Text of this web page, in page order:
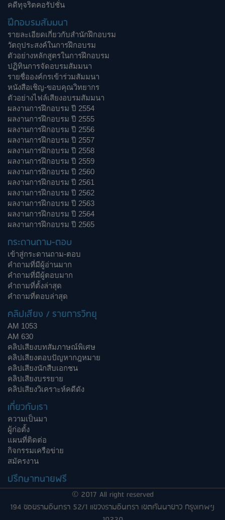
คดีทุจริตคอรัปชั่น
ฝึกอบรมสัมมนา
รายละเอียดเกี่ยวกับสำนักฝึกอบรม
วัตถุประสงค์ในการฝึกอบรม
ตัวอย่างหลักสูตรในการฝึกอบรม
ปฏิทินการจัดอบรมสัมมนา
รายชื่อองค์กรเข้าร่วมสัมมนา
หนังสือเชิญ-ขอบคุณวิทยากร
ตัวอย่างไฟล์เสียงอบรมสัมมนา
ผลงานการฝึกอบรม ปี 2554
ผลงานการฝึกอบรม ปี 2555
ผลงานการฝึกอบรม ปี 2556
ผลงานการฝึกอบรม ปี 2557
ผลงานการฝึกอบรม ปี 2558
ผลงานการฝึกอบรม ปี 2559
ผลงานการฝึกอบรม ปี 2560
ผลงานการฝึกอบรม ปี 2561
ผลงานการฝึกอบรม ปี 2562
ผลงานการฝึกอบรม ปี 2563
ผลงานการฝึกอบรม ปี 2564
ผลงานการฝึกอบรม ปี 2565
กระดานถาม-ตอบ
เข้าสู่กระดานถาม-ตอบ
คำถามที่มีผู้อ่านมาก
คำถามที่มีผู้ตอบมาก
คำถามที่ตั้งล่าสุด
คำถามที่ตอบล่าสุด
คลิปเสียง / รายการวิทยุ
AM 1053
AM 630
คลิปเสียงบทสัมภาษณ์พิเศษ
คลิปเสียงตอบปัญหากฎหมาย
คลิปเสียงนักสืบเอกชน
คลิปเสียงบรรยาย
คลิปเสียงวิเคราะห์คดีดัง
เกี่ยวกับเรา
ความเป็นมา
ผู้ก่อตั้ง
แผนที่ติดต่อ
กิจกรรมเครือข่าย
สมัครงาน
ปรึกษาทนายฟรี
© 2017 All right reserved
194 ซอยรามอินทรา 52/1 แขวงรามอินทรา เขตคันนายาว กรุงเทพฯ